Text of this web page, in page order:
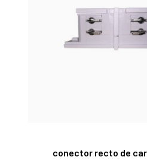
conector recto de